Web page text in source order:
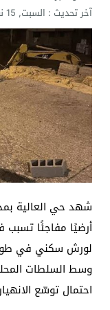
آخر تحديث : السبت, 15 نوفمبر, 2025 - 10:49 صباحًا
شهد حي العالية
أرضيًا مفاجئًا
لورش سكني في طور
وسط السلطات
احتمال توسّع